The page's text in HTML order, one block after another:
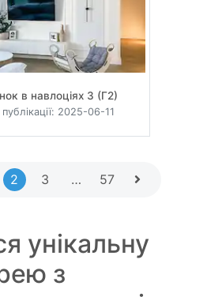
в навлоціях 3 (Г2)
2025-06-11
2 3 … 57
унікальну
з